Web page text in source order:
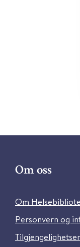
Om oss
Om
Personvern og